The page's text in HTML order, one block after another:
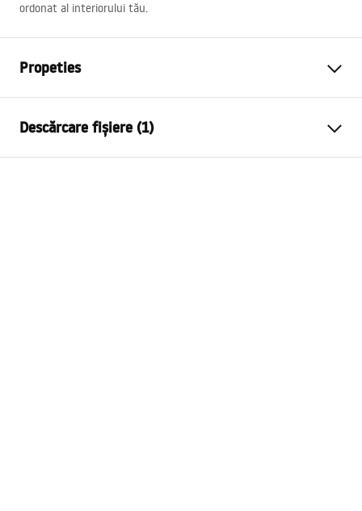
ordonat al interiorului tău.
Propeties
Material
Metodă de montaj
Încastrat
Descărcare fișiere (1)